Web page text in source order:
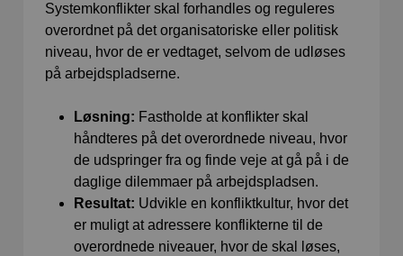
Systemkonflikter skal forhandles og reguleres
overordnet på det organisatoriske eller politisk
niveau, hvor de er vedtaget, selvom de udløses
på arbejdspladserne.
Løsning: Fastholde at konflikter skal
håndteres på det overordnede niveau, hvor
de udspringer fra og finde veje at gå på i de
daglige dilemmaer på arbejdspladsen.
Resultat: Udvikle en konfliktkultur, hvor det
er muligt at adressere konflikterne til de
overordnede niveauer, hvor de skal løses,